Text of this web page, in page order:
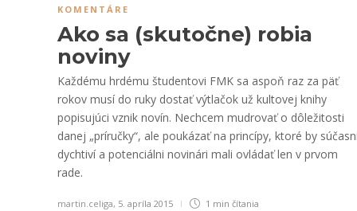
KOMENTÁRE
Ako sa (skutočne) robia
noviny
Každému hrdému študentovi FMK sa aspoň raz za päť
rokov musí do ruky dostať výtlačok už kultovej knihy
popisujúci vznik novín. Nechcem mudrovať o dôležitosti
danej „príručky“, ale poukázať na princípy, ktoré by
dychtiví a potenciálni novinári mali ovládať len v prvom
rade.
martin.celiga, 5. apríla 2015 1 min čítania